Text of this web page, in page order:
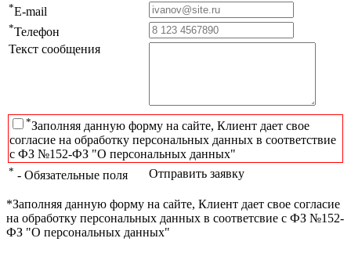
*E-mail
*Телефон
Текст сообщения
*Заполняя данную форму на сайте, Клиент дает свое
согласие на обработку персональных данных в соответствие
с ФЗ №152-ФЗ "О персональных данных"
* - Обязательные поля Отправить заявку
*Заполняя данную форму на сайте, Клиент дает свое согласие
на обработку персональных данных в соответсвие с ФЗ №152-
ФЗ "О персональных данных"